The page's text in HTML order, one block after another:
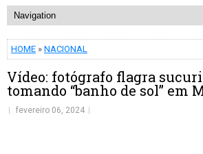
HOME » NACIONAL
Vídeo: fotógrafo flagra
tomando “banho de sol” em
fevereiro 06, 2024